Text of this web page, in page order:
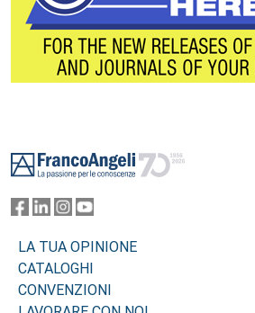
LA TUA OPINIONE
CATALOGHI
CONVENZIONI